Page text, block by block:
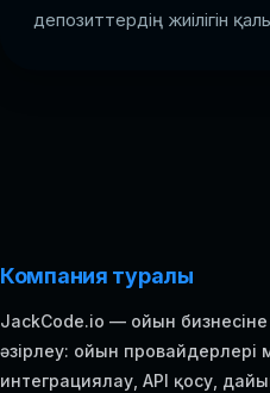
депозиттердің жиілігін
Компания туралы
JackCode.io — ойын
әзірлеу: ойын провайдерлері
интеграциялау, API қосу,